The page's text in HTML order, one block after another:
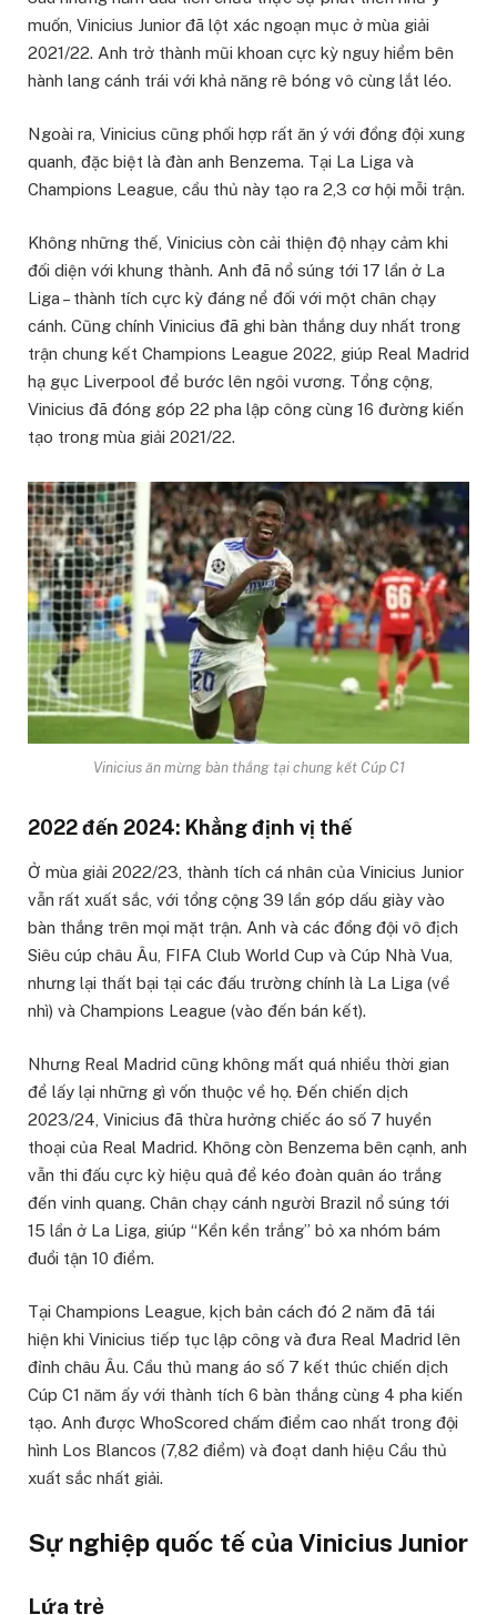
muốn, Vinicius Junior đã lột xác ngoạn mục ở mùa giải
2021/22. Anh trở thành mũi khoan cực kỳ nguy hiểm bên
hành lang cánh trái với khả năng rê bóng vô cùng lắt léo.
Ngoài ra, Vinicius cũng phối hợp rất ăn ý với đồng đội xung
quanh, đặc biệt là đàn anh Benzema. Tại La Liga và
Champions League, cầu thủ này tạo ra 2,3 cơ hội mỗi trận.
Không những thế, Vinicius còn cải thiện độ nhạy cảm khi
đối diện với khung thành. Anh đã nổ súng tới 17 lần ở La
Liga – thành tích cực kỳ đáng nể đối với một chân chạy
cánh. Cũng chính Vinicius đã ghi bàn thắng duy nhất trong
trận chung kết Champions League 2022, giúp Real Madrid
hạ gục Liverpool để bước lên ngôi vương. Tổng cộng,
Vinicius đã đóng góp 22 pha lập công cùng 16 đường kiến
tạo trong mùa giải 2021/22.
Vinicius ăn mừng bàn thắng tại chung kết Cúp C1
2022 đến 2024: Khẳng định vị thế
Ở mùa giải 2022/23, thành tích cá nhân của Vinicius Junior
vẫn rất xuất sắc, với tổng cộng 39 lần góp dấu giày vào
bàn thắng trên mọi mặt trận. Anh và các đồng đội vô địch
Siêu cúp châu Âu, FIFA Club World Cup và Cúp Nhà Vua,
nhưng lại thất bại tại các đấu trường chính là La Liga (về
nhì) và Champions League (vào đến bán kết).
Nhưng Real Madrid cũng không mất quá nhiều thời gian
để lấy lại những gì vốn thuộc về họ. Đến chiến dịch
2023/24, Vinicius đã thừa hưởng chiếc áo số 7 huyền
thoại của Real Madrid. Không còn Benzema bên cạnh, anh
vẫn thi đấu cực kỳ hiệu quả để kéo đoàn quân áo trắng
đến vinh quang. Chân chạy cánh người Brazil nổ súng tới
15 lần ở La Liga, giúp “Kền kền trắng” bỏ xa nhóm bám
đuổi tận 10 điểm.
Tại Champions League, kịch bản cách đó 2 năm đã tái
hiện khi Vinicius tiếp tục lập công và đưa Real Madrid lên
đỉnh châu Âu. Cầu thủ mang áo số 7 kết thúc chiến dịch
Cúp C1 năm ấy với thành tích 6 bàn thắng cùng 4 pha kiến
tạo. Anh được WhoScored chấm điểm cao nhất trong đội
hình Los Blancos (7,82 điểm) và đoạt danh hiệu Cầu thủ
xuất sắc nhất giải.
Sự nghiệp quốc tế của Vinicius Junior
Lứa trẻ